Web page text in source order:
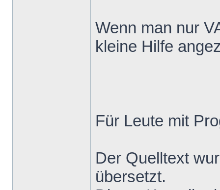
Wenn man nur
kleine Hilfe
Für Leute mit
Der Quelltext
übersetzt.